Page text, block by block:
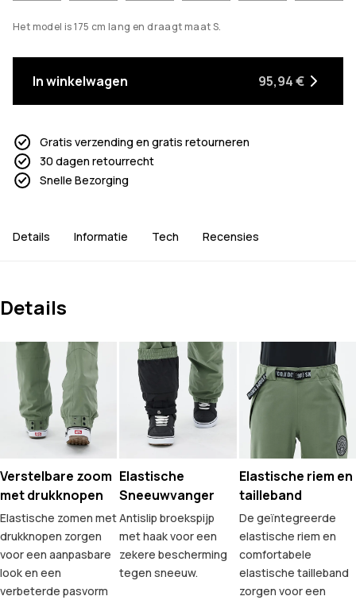
Het model is 175 cm lang en draagt maat S.
In winkelwagen 95,94 €
Gratis verzending en gratis retourneren
30 dagen retourrecht
Snelle Bezorging
Details Informatie Tech Recensies
Details
Verstelbare zoom
met drukknopen
Elastische zomen met
drukknopen zorgen
voor een aanpasbare
look en een
verbeterde pasvorm
Elastische
Sneeuwvanger
Antislip broekspijp
met haak voor een
zekere bescherming
tegen sneeuw.
Elastische riem en
tailleband
De geïntegreerde
elastische riem en
comfortabele
elastische tailleband
zorgen voor een